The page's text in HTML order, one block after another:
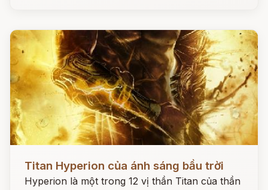
Titan Hyperion của ánh sáng bầu trời
Hyperion là một trong 12 vị thần Titan của thần